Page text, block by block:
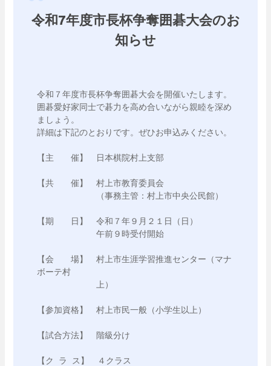
令和7年度市長杯争奪囲碁大会のお
知らせ
令和７年度市長杯争奪囲碁大会を開催いたします。
囲碁愛好家同士で碁力を高め合いながら親睦を深め
ましょう。
詳細は下記のとおりです。ぜひお申込みください。
【主　　催】　日本棋院村上支部
【共　　催】　村上市教育委員会
（事務主管：村上市中央公民館）
【期　　日】　令和７年９月２１日（日）
午前９時受付開始
【会　　場】　村上市生涯学習推進センター（マナ
ボーテ村
上）
【参加資格】　村上市民一般（小学生以上）
【試合方法】　階級分け
【ク ラ ス】　４クラス